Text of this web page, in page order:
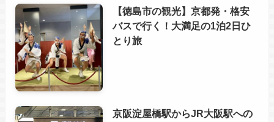
【徳島市の観光】京都発・格安
バスで行く！大満足の1泊2日ひ
とり旅
京阪淀屋橋駅からJR大阪駅への